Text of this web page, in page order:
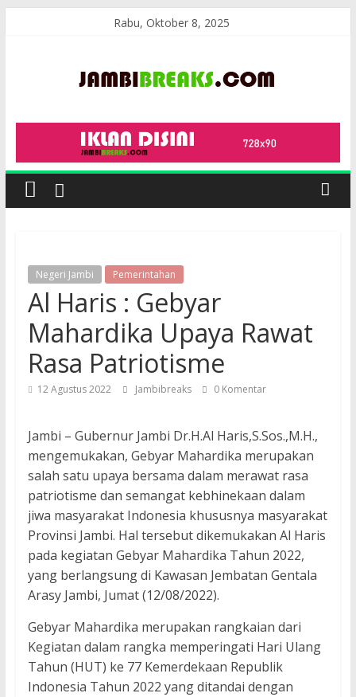
Rabu, Oktober 8, 2025
JambiBreaks
Negeri Jambi Pemerintahan
Al Haris : Gebyar
Mahardika Upaya Rawat
Rasa Patriotisme
12 Agustus 2022 Jambibreaks 0 Komentar
Jambi – Gubernur Jambi Dr.H.Al Haris,S.Sos.,M.H.,
mengemukakan, Gebyar Mahardika merupakan
salah satu upaya bersama dalam merawat rasa
patriotisme dan semangat kebhinekaan dalam
jiwa masyarakat Indonesia khususnya masyarakat
Provinsi Jambi. Hal tersebut dikemukakan Al Haris
pada kegiatan Gebyar Mahardika Tahun 2022,
yang berlangsung di Kawasan Jembatan Gentala
Arasy Jambi, Jumat (12/08/2022).
Gebyar Mahardika merupakan rangkaian dari
Kegiatan dalam rangka memperingati Hari Ulang
Tahun (HUT) ke 77 Kemerdekaan Republik
Indonesia Tahun 2022 yang ditandai dengan